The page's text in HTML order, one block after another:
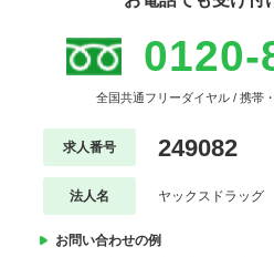
0120-
全国共通フリーダイヤル / 携帯
求人番号 249082
法人名 ヤックスドラッ
お問い合わせの例